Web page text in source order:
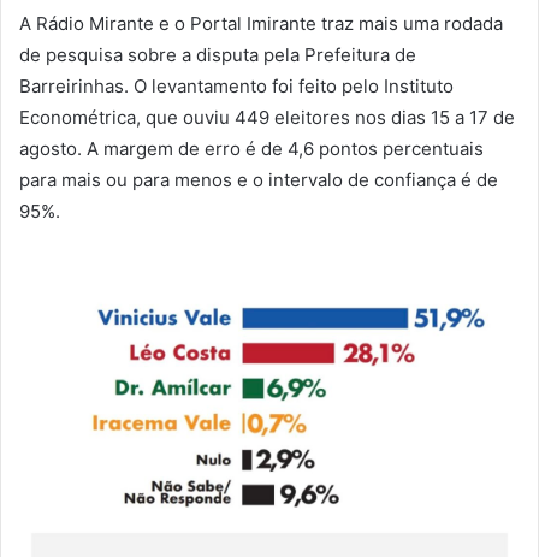
A Rádio Mirante e o Portal Imirante traz mais uma rodada
de pesquisa sobre a disputa pela Prefeitura de
Barreirinhas. O levantamento foi feito pelo Instituto
Econométrica, que ouviu 449 eleitores nos dias 15 a 17 de
agosto. A margem de erro é de 4,6 pontos percentuais
para mais ou para menos e o intervalo de confiança é de
95%.